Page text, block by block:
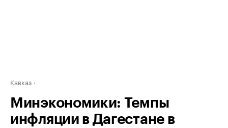
Кавказ
Минэкономики: Темпы
инфляции в Дагестане в